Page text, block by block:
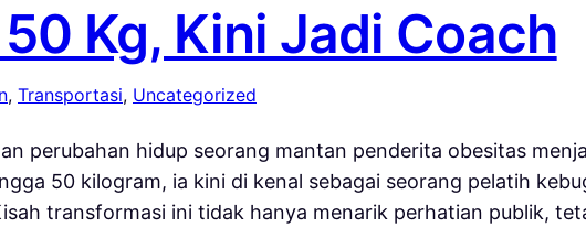
Kg, Kini Jadi Coach
, Transportasi, Uncategorized
perubahan hidup seorang mantan penderita obesitas
50 kilogram, ia kini di kenal sebagai seorang pelatih
transformasi ini tidak hanya menarik perhatian publik,